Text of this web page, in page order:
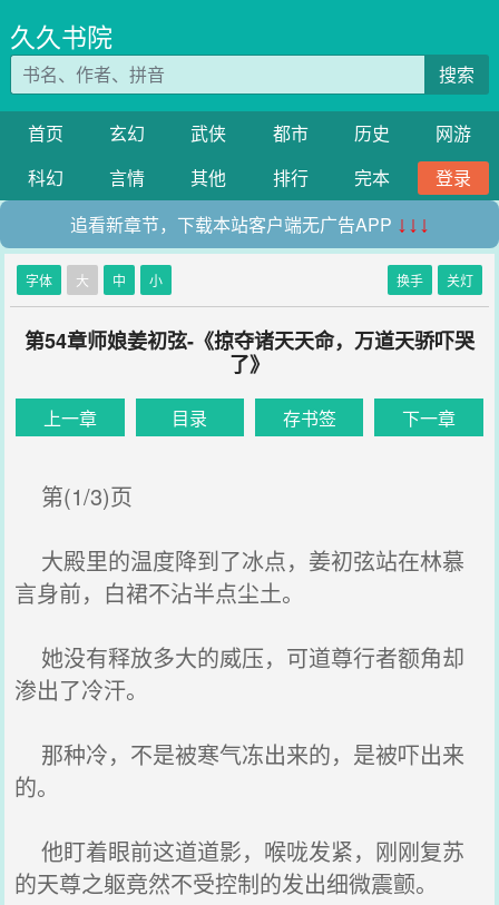
久久书院
搜索
首页 玄幻 武侠 都市 历史
网游
科幻
言情 其他 排行 完本
登录
追看新章节，下载本站客户端无广告APP ↓↓↓
字体 大 中 小 换手 关灯
第54章师娘姜初弦-《掠夺诸天天命，万道天骄吓哭
了》
上一章 目录 存书签 下一章
第(1/3)页
大殿里的温度降到了冰点，姜初弦站在林慕
言身前，白裙不沾半点尘土。
她没有释放多大的威压，可道尊行者额角却
渗出了冷汗。
那种冷，不是被寒气冻出来的，是被吓出来
的。
他盯着眼前这道道影，喉咙发紧，刚刚复苏
的天尊之躯竟然不受控制的发出细微震颤。